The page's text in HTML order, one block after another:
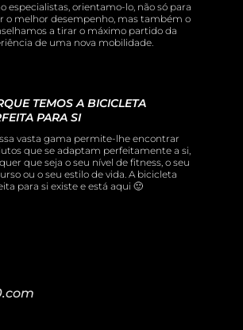
especialistas, orientamo-lo, não só para
o melhor desempenho, mas também o
a tirar o máximo partido da
de uma nova mobilidade.
TEMOS A BICICLETA
PARA SI
vasta gama permite-lhe encontrar
que se adaptam perfeitamente a si,
que seja o seu nível de fitness, o seu
ou o seu estilo de vida. A bicicleta
para si existe e está aqui 🙂